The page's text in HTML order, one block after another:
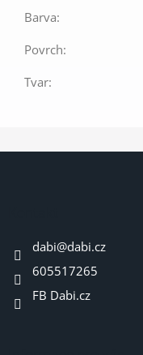
Barva:
Povrch:
Tvar:
dabi@dabi.cz
605517265
FB Dabi.cz